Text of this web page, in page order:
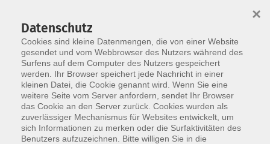
Skip to main content
Der Kurs konnte nicht gefunden werden.
Datenschutz
Cookies sind kleine Datenmengen, die von einer Website
gesendet und vom Webbrowser des Nutzers während des
Surfens auf dem Computer des Nutzers gespeichert
werden. Ihr Browser speichert jede Nachricht in einer
kleinen Datei, die Cookie genannt wird. Wenn Sie eine
weitere Seite vom Server anfordern, sendet Ihr Browser
das Cookie an den Server zurück. Cookies wurden als
zuverlässiger Mechanismus für Websites entwickelt, um
sich Informationen zu merken oder die Surfaktivitäten des
Benutzers aufzuzeichnen. Bitte willigen Sie in die
×